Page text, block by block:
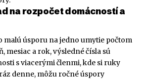
na rozpočet domácností a
malú úsporu na jedno umytie počtom
mesiac a rok, výsledné čísla sú
s viacerými členmi, kde si ruky
denne, môžu ročné úspory